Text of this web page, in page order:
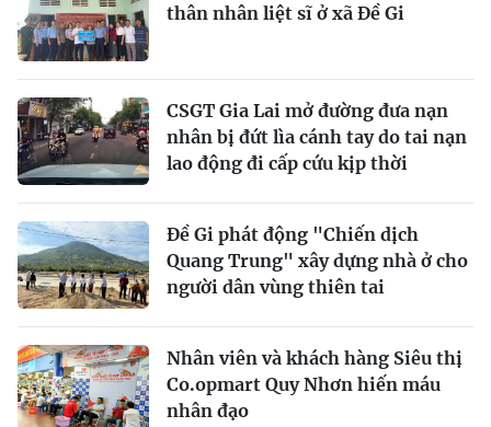
thân nhân liệt sĩ ở xã Đề Gi
CSGT Gia Lai mở đường đưa nạn
nhân bị đứt lìa cánh tay do tai nạn
lao động đi cấp cứu kịp thời
Đề Gi phát động "Chiến dịch
Quang Trung" xây dựng nhà ở cho
người dân vùng thiên tai
Nhân viên và khách hàng Siêu thị
Co.opmart Quy Nhơn hiến máu
nhân đạo